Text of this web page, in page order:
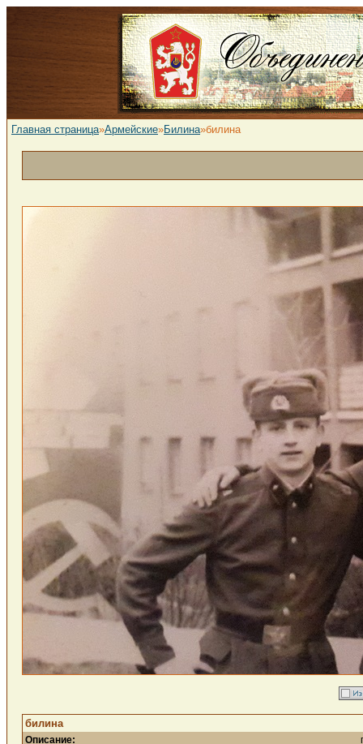
Главная страница»Армейские»Билина»билина
билина
Описание: